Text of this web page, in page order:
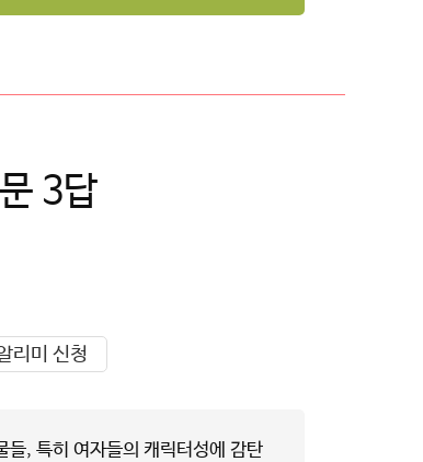
3답
리미 신청
들, 특히 여자들의 캐릭터성에 감탄